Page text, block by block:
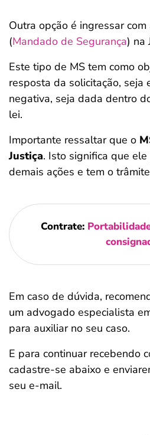
Outra opção é ingressar com
(Mandado de Segurança) na
Este tipo de MS tem como
resposta da solicitação, seja
negativa, seja dada dentro
lei.
Importante ressaltar que o
Justiça. Isto significa que
demais ações e tem o
Contrate:
Em caso de dúvida,
um advogado especialista
para auxiliar no seu caso.
E para continuar recebendo
cadastre-se abaixo e
seu e-mail.